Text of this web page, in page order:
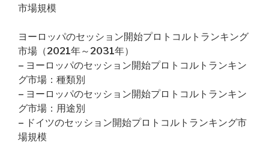
市場規模
ヨーロッパのセッション開始プロトコルトランキング
市場（2021年～2031年）
– ヨーロッパのセッション開始プロトコルトランキン
グ市場：種類別
– ヨーロッパのセッション開始プロトコルトランキン
グ市場：用途別
– ドイツのセッション開始プロトコルトランキング市
場規模